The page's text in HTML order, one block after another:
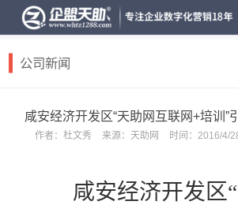
公司新闻
咸安经济开发区“天助网互联网+培训”
作者： 杜文秀 来源： 天助网 时间： 2016/4/
咸安经济开发区